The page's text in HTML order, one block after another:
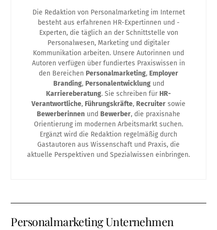
Die Redaktion von Personalmarketing im Internet
besteht aus erfahrenen HR-Expertinnen und -
Experten, die täglich an der Schnittstelle von
Personalwesen, Marketing und digitaler
Kommunikation arbeiten. Unsere Autorinnen und
Autoren verfügen über fundiertes Praxiswissen in
den Bereichen Personalmarketing, Employer
Branding, Personalentwicklungund
Karriereberatung. Sie schreiben für HR-
Verantwortliche, Führungskräfte, Recruiter sowie
Bewerberinnen und Bewerber, die praxisnahe
Orientierung im modernen Arbeitsmarkt suchen.
Ergänzt wird die Redaktion regelmäßig durch
Gastautoren aus Wissenschaft und Praxis, die
aktuelle Perspektiven und Spezialwissen einbringen.
Personalmarketing Unternehmen